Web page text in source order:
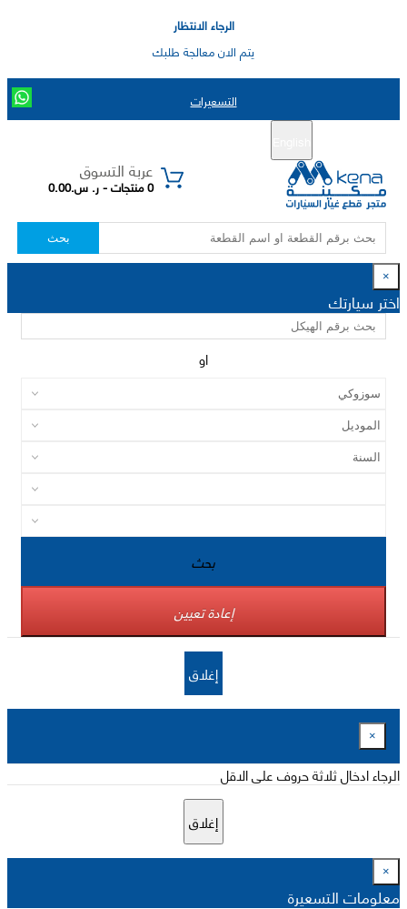
الرجاء الانتظار
يتم الان معالجة طلبك
التسعيرات
عربة التسوق
0 منتجات - ر. س.0.00
بحث
×
اختر سيارتك
او
بحث
إعادة تعيين
إغلاق
×
الرجاء ادخال ثلاثة حروف على الاقل
إغلاق
×
معلومات التسعيرة